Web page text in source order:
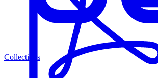
Collections